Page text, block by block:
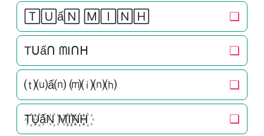
🅃🅄ấ🄽 🄼🄸🄽🄷 ❏
Tᑌấᑎ ᗰIᑎᕼ ❏
⒯⒰ấ⒩ ⒨⒤⒩⒣ ❏
T꙰U꙰ấN꙰ M꙰I꙰N꙰H꙰ ❏